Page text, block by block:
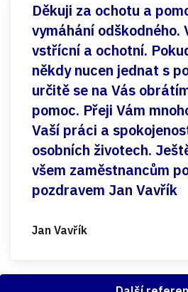
Děkuji za ochotu a
vymáhání odškodného.
vstřícní a ochotní.
někdy nucen jednat s
určitě se na Vás
pomoc. Přeji Vám
Vaší práci a
osobních životech.
všem zaměstnancům
pozdravem Jan Vavřík
Jan Vavřík